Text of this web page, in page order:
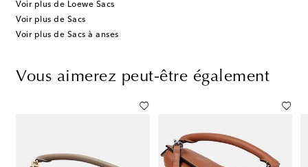
Voir plus de Loewe Sacs
Voir plus de Sacs
Voir plus de Sacs à anses
Vous aimerez peut-être également